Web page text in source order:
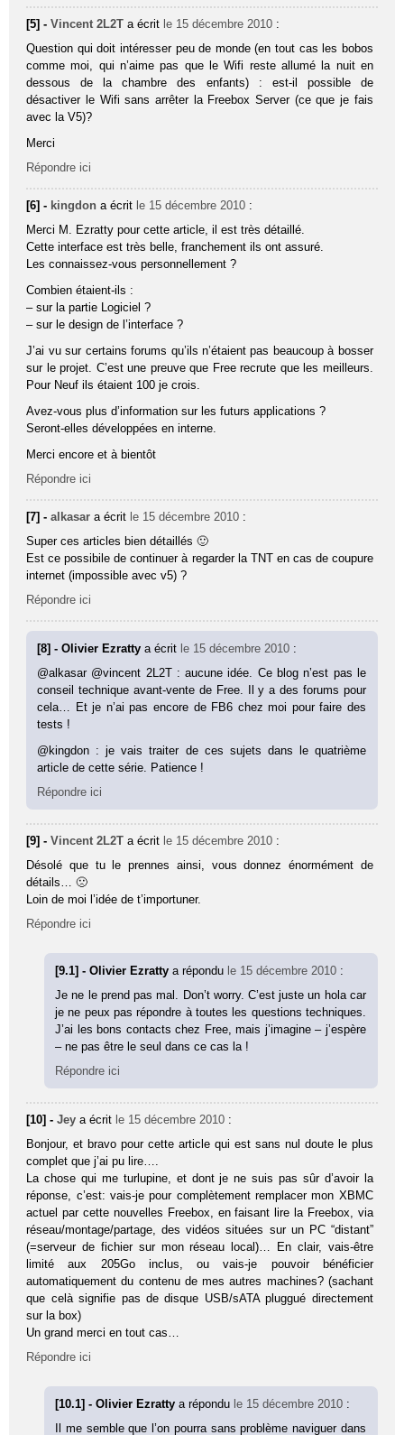
[5] -Vincent 2L2T a écrit le 15 décembre 2010 :
Question qui doit intéresser peu de monde (en tout cas les bobos
comme moi, qui n’aime pas que le Wifi reste allumé la nuit en
dessous de la chambre des enfants) : est-il possible de
désactiver le Wifi sans arrêter la Freebox Server (ce que je fais
avec la V5)?
Merci
Répondre ici
[6] - kingdon a écrit le 15 décembre 2010 :
Merci M. Ezratty pour cette article, il est très détaillé.
Cette interface est très belle, franchement ils ont assuré.
Les connaissez-vous personnellement ?
Combien étaient-ils :
– sur la partie Logiciel ?
– sur le design de l’interface ?
J’ai vu sur certains forums qu’ils n’étaient pas beaucoup à bosser
sur le projet. C’est une preuve que Free recrute que les meilleurs.
Pour Neuf ils étaient 100 je crois.
Avez-vous plus d’information sur les futurs applications ?
Seront-elles développées en interne.
Merci encore et à bientôt
Répondre ici
[7] -alkasar a écrit le 15 décembre 2010 :
Super ces articles bien détaillés 🙂
Est ce possibile de continuer à regarder la TNT en cas de coupure
internet (impossible avec v5) ?
Répondre ici
[8] - Olivier Ezrattya écrit le 15 décembre 2010 :
@alkasar @vincent 2L2T : aucune idée. Ce blog n’est pas le
conseil technique avant-vente de Free. Il y a des forums pour
cela… Et je n’ai pas encore de FB6 chez moi pour faire des
tests !
@kingdon : je vais traiter de ces sujets dans le quatrième
article de cette série. Patience !
Répondre ici
[9] -Vincent 2L2T a écrit le 15 décembre 2010 :
Désolé que tu le prennes ainsi, vous donnez énormément de
détails… 🙁
Loin de moi l’idée de t’importuner.
Répondre ici
[9.1] - Olivier Ezrattya répondu le 15 décembre 2010 :
Je ne le prend pas mal. Don’t worry. C’est juste un hola car
je ne peux pas répondre à toutes les questions techniques.
J’ai les bons contacts chez Free, mais j’imagine – j’espère
– ne pas être le seul dans ce cas la !
Répondre ici
[10] -Jey a écrit le 15 décembre 2010 :
Bonjour, et bravo pour cette article qui est sans nul doute le plus
complet que j’ai pu lire….
La chose qui me turlupine, et dont je ne suis pas sûr d’avoir la
réponse, c’est: vais-je pour complètement remplacer mon XBMC
actuel par cette nouvelles Freebox, en faisant lire la Freebox, via
réseau/montage/partage, des vidéos situées sur un PC “distant”
(=serveur de fichier sur mon réseau local)… En clair, vais-être
limité aux 205Go inclus, ou vais-je pouvoir bénéficier
automatiquement du contenu de mes autres machines? (sachant
que celà signifie pas de disque USB/sATA pluggué directement
sur la box)
Un grand merci en tout cas…
Répondre ici
[10.1] - Olivier Ezrattya répondu le 15 décembre 2010 :
Il me semble que l’on pourra sans problème naviguer dans